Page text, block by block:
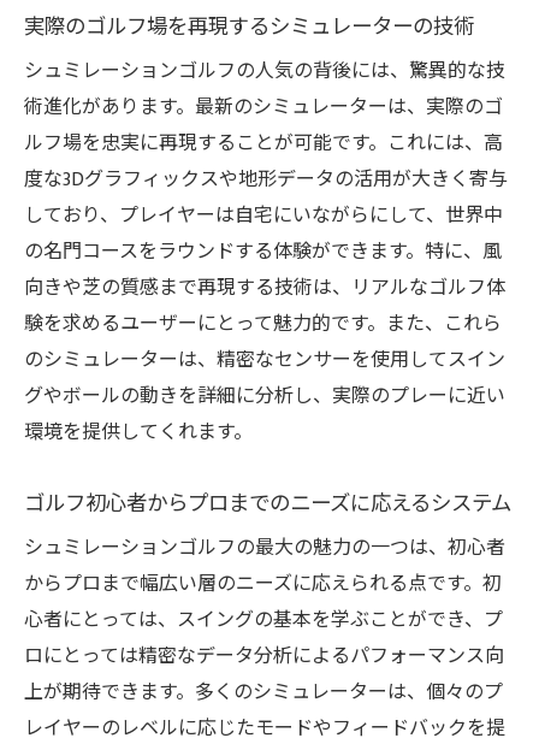
実際のゴルフ場を再現するシミュレーターの技術
シュミレーションゴルフの人気の背後には、驚異的な技
術進化があります。最新のシミュレーターは、実際のゴ
ルフ場を忠実に再現することが可能です。これには、高
度な3Dグラフィックスや地形データの活用が大きく寄与
しており、プレイヤーは自宅にいながらにして、世界中
の名門コースをラウンドする体験ができます。特に、風
向きや芝の質感まで再現する技術は、リアルなゴルフ体
験を求めるユーザーにとって魅力的です。また、これら
のシミュレーターは、精密なセンサーを使用してスイン
グやボールの動きを詳細に分析し、実際のプレーに近い
環境を提供してくれます。
ゴルフ初心者からプロまでのニーズに応えるシステム
シュミレーションゴルフの最大の魅力の一つは、初心者
からプロまで幅広い層のニーズに応えられる点です。初
心者にとっては、スイングの基本を学ぶことができ、プ
ロにとっては精密なデータ分析によるパフォーマンス向
上が期待できます。多くのシミュレーターは、個々のプ
レイヤーのレベルに応じたモードやフィードバックを提